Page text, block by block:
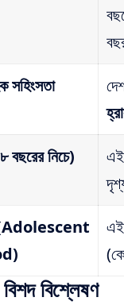
সহিংসতা
বছরের নিচে)
এই
(Adolescent
বিশ্লেষণ